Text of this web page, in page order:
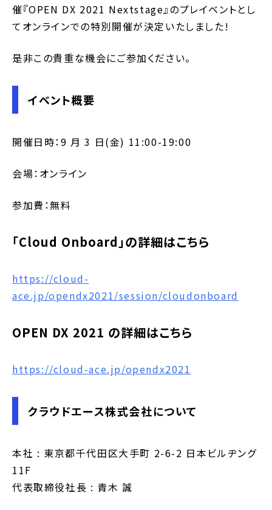
催『OPEN DX 2021 Nextstage』のプレイベントとし
てオンラインでの特別開催が決定いたしました!
是非この貴重な機会にご参加ください。
イベント概要
開催日時：9 月 3 日(金) 11:00-19:00
会場：オンライン
参加費：無料
「Cloud Onboard」の詳細はこちら
https://cloud-
ace.jp/opendx2021/session/cloudonboard
OPEN DX 2021 の詳細はこちら
https://cloud-ace.jp/opendx2021
クラウドエース株式会社について
本社 : 東京都千代田区大手町 2-6-2 日本ビルヂング
11F
代表取締役社長 : 青木 誠